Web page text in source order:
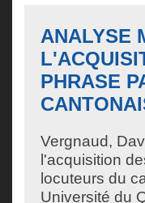
ANALYSE
PHRASE
Vergnaud,
l'acquisition
locuteurs du
Université du